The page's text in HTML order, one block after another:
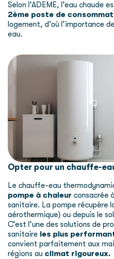
Selon l’ADEME, l’eau chaude
2ème poste de
logement, d’où l’importance
eau.
Opter pour un chauffe-
Le chauffe-eau
pompe à chaleur consacrée
sanitaire. La pompe récupère
aérothermique) ou depuis le
C’est l’une des solutions de
sanitaire les plus
convient parfaitement aux
régions au climat rigoureux.